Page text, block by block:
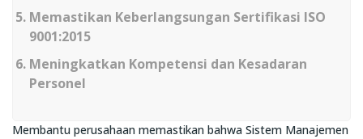
Memastikan Keberlangsungan Sertifikasi ISO
9001:2015
Meningkatkan Kompetensi dan Kesadaran
Personel
Membantu perusahaan memastikan bahwa Sistem Manajemen